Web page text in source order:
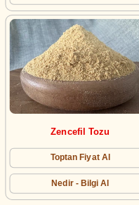
Zencefil Tozu
Toptan Fiyat Al
Nedir - Bilgi Al